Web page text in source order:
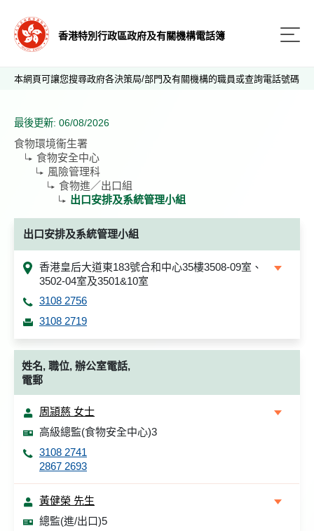
香港特別行政區政府及有關機構電話簿
本網頁可讓您搜尋政府各決策局/部門及有關機構的職員或查詢電話號碼
最後更新: 06/08/2026
食物環境衞生署
食物安全中心
風險管理科
食物進／出口組
出口安排及系統管理小組
出口安排及系統管理小組
香港皇后大道東183號合和中心35樓3508-09室、
3502-04室及3501&10室
3108 2756
3108 2719
姓名, 職位, 辦公室電話,
電郵
周頴慈 女士
高級總監(食物安全中心)3
3108 2741
2867 2693
黃健榮 先生
總監(進/出口)5